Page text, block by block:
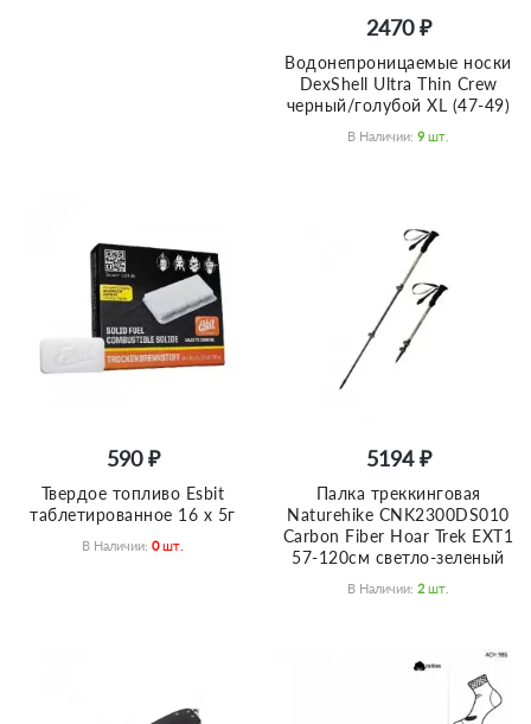
2470 ₽
Водонепроницаемые носки
DexShell Ultra Thin Crew
черный/голубой XL (47-49)
В Наличии: 9 Шт.
590 ₽
Твердое топливо Esbit
таблетированное 16 x 5г
В Наличии: 0 Шт.
5194 ₽
Палка треккинговая
Naturehike CNK2300DS010
Carbon Fiber Hoar Trek EXT1
57-120см светло-зеленый
В Наличии: 2 Шт.